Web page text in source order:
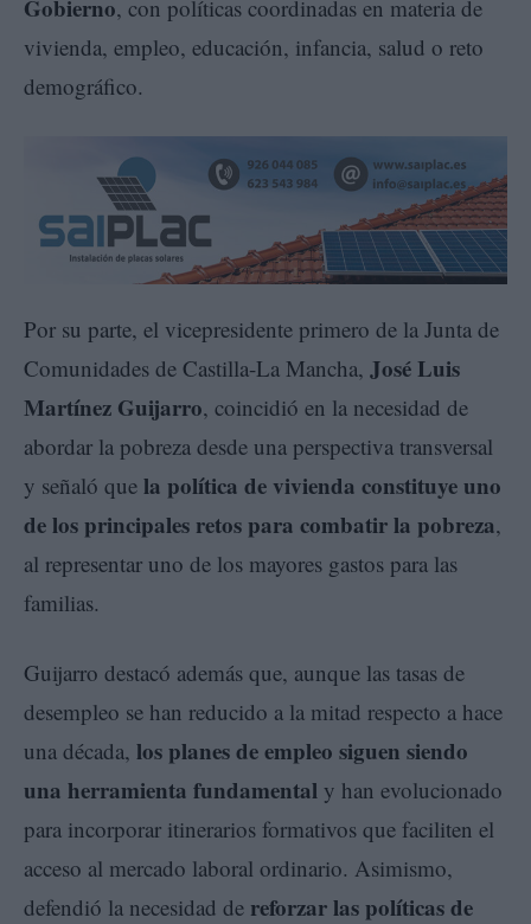
Gobierno, con políticas coordinadas en materia de
vivienda, empleo, educación, infancia, salud o reto
demográfico.
Por su parte, el vicepresidente primero de la Junta de
Comunidades de Castilla-La Mancha, José Luis
Martínez Guijarro, coincidió en la necesidad de
abordar la pobreza desde una perspectiva transversal
y señaló que la política de vivienda constituye uno
de los principales retos para combatir la pobreza,
al representar uno de los mayores gastos para las
familias.
Guijarro destacó además que, aunque las tasas de
desempleo se han reducido a la mitad respecto a hace
una década, los planes de empleo siguen siendo
una herramienta fundamental y han evolucionado
para incorporar itinerarios formativos que faciliten el
acceso al mercado laboral ordinario. Asimismo,
defendió la necesidad de reforzar las políticas de